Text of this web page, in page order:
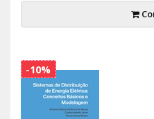
-10%